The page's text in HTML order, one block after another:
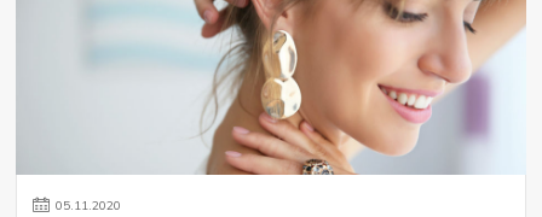
05.11.2020